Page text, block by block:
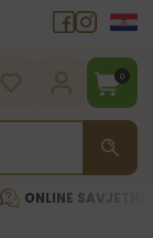
0
ONLINE